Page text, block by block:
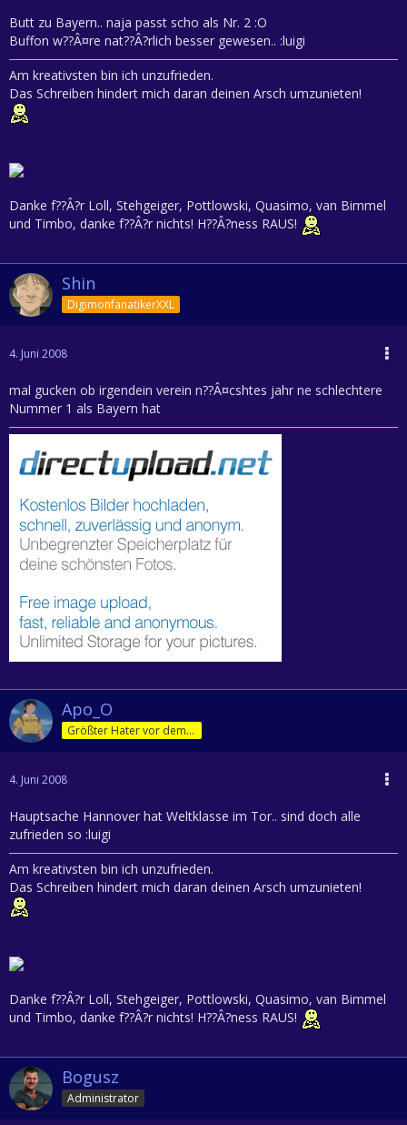
Butt zu Bayern.. naja passt scho als Nr. 2 :O
Buffon w??Â¤re nat??Â?rlich besser gewesen.. :luigi
Am kreativsten bin ich unzufrieden.
Das Schreiben hindert mich daran deinen Arsch umzunieten!
Danke f??Â?r Loll, Stehgeiger, Pottlowski, Quasimo, van Bimmel
und Timbo, danke f??Â?r nichts! H??Â?ness RAUS!
Shin
DigimonfanatikerXXL
4. Juni 2008
mal gucken ob irgendein verein n??Â¤cshtes jahr ne schlechtere
Nummer 1 als Bayern hat
Apo_O
Größter Hater vor dem Herrn
4. Juni 2008
Hauptsache Hannover hat Weltklasse im Tor.. sind doch alle
zufrieden so :luigi
Am kreativsten bin ich unzufrieden.
Das Schreiben hindert mich daran deinen Arsch umzunieten!
Danke f??Â?r Loll, Stehgeiger, Pottlowski, Quasimo, van Bimmel
und Timbo, danke f??Â?r nichts! H??Â?ness RAUS!
Bogusz
Administrator